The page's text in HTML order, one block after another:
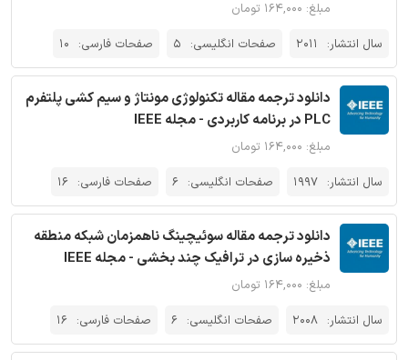
مبلغ: ۱۶۴,۰۰۰ تومان
سال انتشار:
2011 صفحات انگلیسی: 5 صفحات فارسی: 10
دانلود ترجمه مقاله تکنولوژی مونتاژ و سیم کشی پلتفرم
PLC در برنامه کاربردی - مجله IEEE
مبلغ: ۱۶۴,۰۰۰ تومان
سال انتشار: 1997 صفحات انگلیسی: 6 صفحات فارسی: 16
دانلود ترجمه مقاله سوئیچینگ ناهمزمان شبکه منطقه
ذخیره سازی در ترافیک چند بخشی - مجله IEEE
مبلغ: ۱۶۴,۰۰۰ تومان
سال انتشار: 2008 صفحات انگلیسی: 6 صفحات فارسی: 16